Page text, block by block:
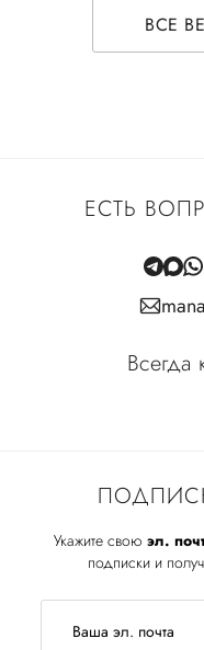
ВСЕ
Укажите свою эл.
подписки и
ЕСТЬ
Всегда